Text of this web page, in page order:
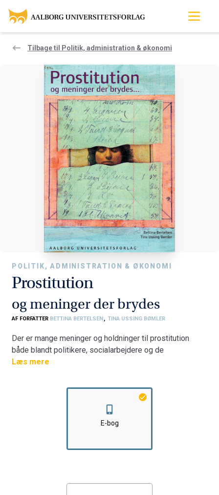
Tilbage til Politik, administration & økonomi
POLITIK, ADMINISTRATION & ØKONOMI
Prostitution
og meninger der brydes
AF FORFATTER BETTINA BERTELSEN, TINA USSING BØMLER
Der er mange meninger og holdninger til prostitution
både blandt politikere, socialarbejdere og de
prostituerede selv. I bogen peger forfatterne på, at
der hverken findes lette eller standardiserede løsninger.
På baggrund af erfaringer fra to forsøgs- og
udviklingsprojekter i henholdsvis Vejle og Århus Amt og
en dialog med danske prostituerede på
Læs mere
E-bog